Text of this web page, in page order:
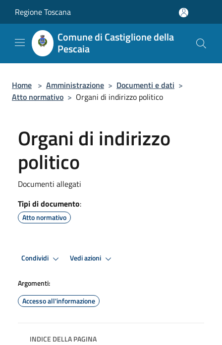
Regione Toscana
Comune di Castiglione della
Pescaia
Home > Amministrazione > Documenti e dati >
Atto normativo > Organi di indirizzo politico
Organi di indirizzo
politico
Documenti allegati
Tipi di documento:
Atto normativo
Condividi Vedi azioni
Argomenti:
Accesso all'informazione
INDICE DELLA PAGINA